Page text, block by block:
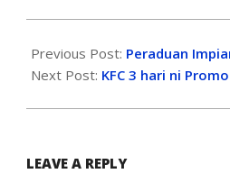
Previous Post: Peraduan
Next Post: KFC 3 hari ni
LEAVE A REPLY